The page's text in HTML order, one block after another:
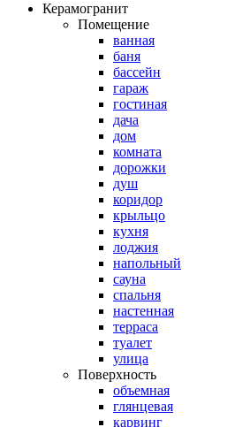
Керамогранит
Помещение
ванная
баня
бассейн
гараж
гостиная
дача
дом
комната
дорожки
душ
коридор
крыльцо
кухня
лоджия
напольный
сауна
спальня
настенная
терраса
туалет
улица
Поверхность
объемная
глянцевая
карвинг